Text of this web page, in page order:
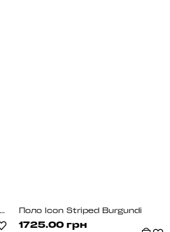
Штани Classic Wide Wool Espresso Brown Поло Icon Striped Burgundi
1725.00 грн